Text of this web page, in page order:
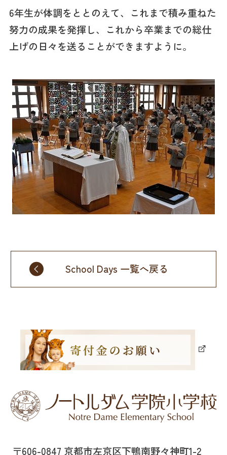
6年生が体調をととのえて、これまで積み重ねた
努力の成果を発揮し、これから卒業までの総仕
上げの日々を送ることができますように。
School Days 一覧へ戻る
〒606-0847 京都市左京区下鴨南野々神町1-2